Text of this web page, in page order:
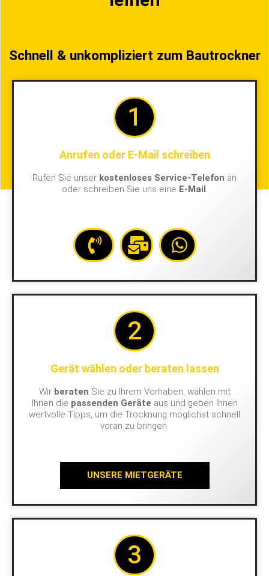
Schnell & unkompliziert zum Bautrockner
1
Anrufen oder E-Mail schreiben
Rufen Sie unser kostenloses Service-Telefon an
oder schreiben Sie uns eine E-Mail.
2
Gerät wählen oder beraten lassen
Wir beraten Sie zu Ihrem Vorhaben, wählen mit
Ihnen die passenden Geräte aus und geben Ihnen
wertvolle Tipps, um die Trocknung möglichst schnell
voran zu bringen.
UNSERE MIETGERÄTE
3